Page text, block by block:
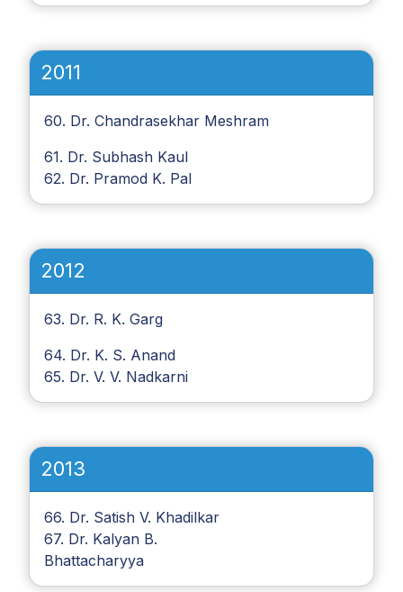
2011
60. Dr. Chandrasekhar Meshram
61. Dr. Subhash Kaul
62. Dr. Pramod K. Pal
2012
63. Dr. R. K. Garg
64. Dr. K. S. Anand
65. Dr. V. V. Nadkarni
2013
66. Dr. Satish V. Khadilkar
67. Dr. Kalyan B.
Bhattacharyya